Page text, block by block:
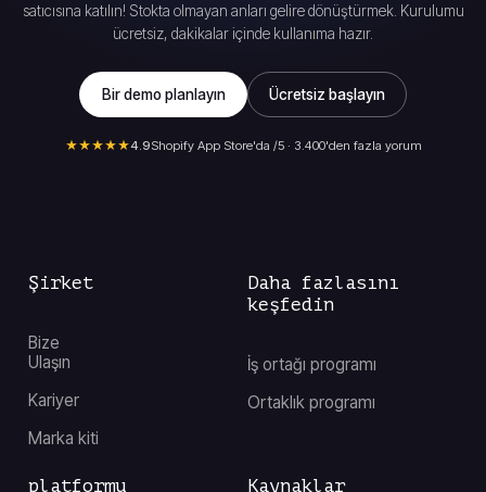
satıcısına katılın! Stokta olmayan anları gelire dönüştürmek. Kurulumu
ücretsiz, dakikalar içinde kullanıma hazır.
Bir demo planlayın Ücretsiz başlayın
★★★★★4.9Shopify App Store'da /5 · 3.400'den fazla yorum
Şirket
Bize
Ulaşın
Kariyer
Marka kiti
Kaynaklar
Daha fazlasını
keşfedin
İş ortağı programı
Ortaklık programı
platformu